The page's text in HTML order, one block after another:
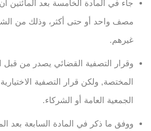
جاء في المادة الخامسة بعد المائتين
مصف واحد أو حتى أكثر، وذلك من
غيرهم.
وقرار التصفية القضائي يصدر من قبل
المختصة, ولكن قرار التصفية
الجمعية العامة أو الشركاء.
ووفق ما ذكر في المادة السابعة بعد